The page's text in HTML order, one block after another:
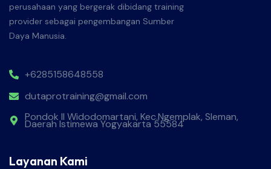
perusahaan yang bergerak dibidang training
provider sebagai pengembangan Sumber
Daya Manusia.
+6285158648558
dutaprotraining@gmail.com
Pondok II Widodomartani, Kec.Ngemplak, Sleman,
Daerah Istimewa Yogyakarta 55584
Layanan Kami